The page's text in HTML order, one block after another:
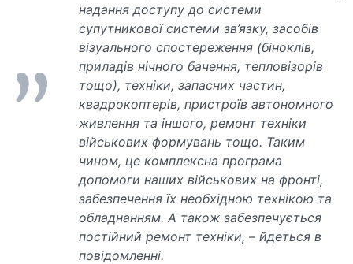
надання доступу до системи
супутникової системи зв’язку, засобів
візуального спостереження (біноклів,
приладів нічного бачення, тепловізорів
тощо), техніки, запасних частин,
квадрокоптерів, пристроїв автономного
живлення та іншого, ремонт техніки
військових формувань тощо. Таким
чином, це комплексна програма
допомоги наших військових на фронті,
забезпечення їх необхідною технікою та
обладнанням. А також забезпечується
постійний ремонт техніки, – йдеться в
повідомленні.